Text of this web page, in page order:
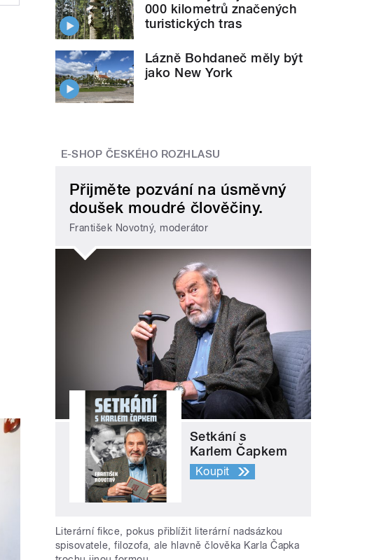
000 kilometrů značených
turistických tras
Lázně Bohdaneč měly být
jako New York
E-SHOP ČESKÉHO ROZHLASU
Přijměte pozvání na úsměvný
doušek moudré člověčiny.
František Novotný, moderátor
Setkání s
Karlem Čapkem
Koupit
Literární fikce, pokus přiblížit literární nadsázkou
spisovatele, filozofa, ale hlavně člověka Karla Čapka